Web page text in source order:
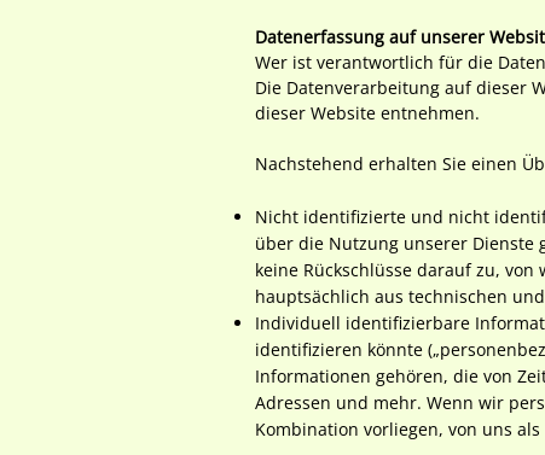
Datenerfassung auf unserer
Wer ist verantwortlich für die
Die Datenverarbeitung auf dieser
dieser Website entnehmen.
Nachstehend erhalten Sie einen
Nicht identifizierte und nicht
über die Nutzung unserer Dienste
keine Rückschlüsse darauf zu,
hauptsächlich aus technischen
Individuell identifizierbare
identifizieren könnte
Informationen gehören, die von
Adressen und mehr. Wenn wir
Kombination vorliegen, von uns